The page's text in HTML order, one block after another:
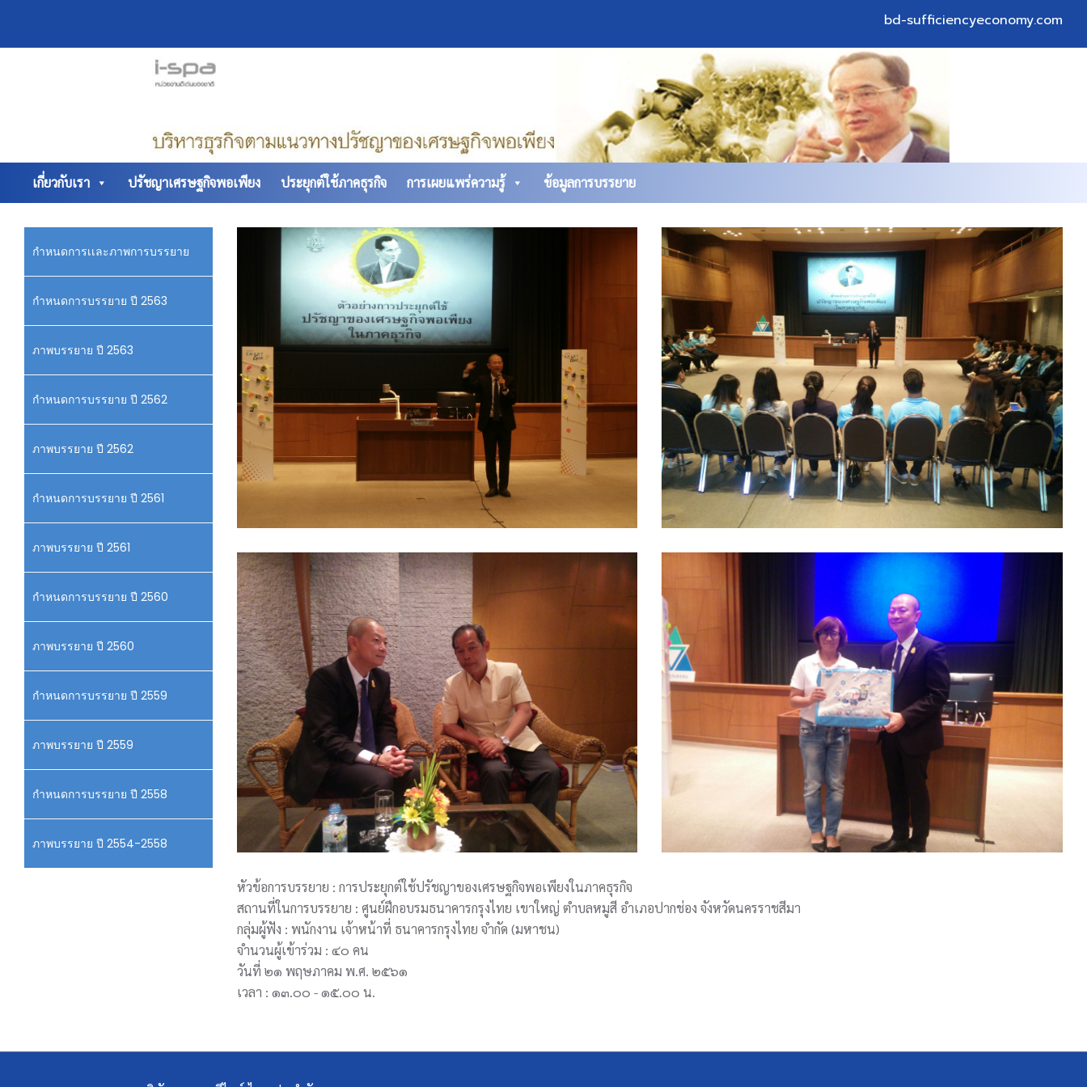
bd-sufficiencyeconomy.com
เกี่ยวกับเรา ปรัชญาเศรษฐกิจพอเพียง ประยุกต์ใช้ภาคธุรกิจ การเผยแพร่ความรู้ ข้อมูลการบรรยาย
กำหนดการเเละภาพการบรรยาย
กำหนดการบรรยาย ปี 2563
ภาพบรรยาย ปี 2563
กำหนดการบรรยาย ปี 2562
ภาพบรรยาย ปี 2562
กำหนดการบรรยาย ปี 2561
ภาพบรรยาย ปี 2561
กำหนดการบรรยาย ปี 2560
ภาพบรรยาย ปี 2560
กำหนดการบรรยาย ปี 2559
ภาพบรรยาย ปี 2559
กำหนดการบรรยาย ปี 2558
ภาพบรรยาย ปี 2554-2558
หัวข้อการบรรยาย : การประยุกต์ใช้ปรัชญาของเศรษฐกิจพอเพียงในภาคธุรกิจ
สถานที่ในการบรรยาย : ศูนย์ฝึกอบรมธนาคารกรุงไทย เขาใหญ่ ตำบลหมูสี อำเภอปากช่อง จังหวัดนครราชสีมา
กลุ่มผู้ฟัง : พนักงาน เจ้าหน้าที่ ธนาคารกรุงไทย จำกัด (มหาชน)
จำนวนผู้เข้าร่วม : ๔๐ คน
วันที่ ๒๑ พฤษภาคม พ.ศ. ๒๕๖๑
เวลา : ๑๓.๐๐ - ๑๕.๐๐ น.